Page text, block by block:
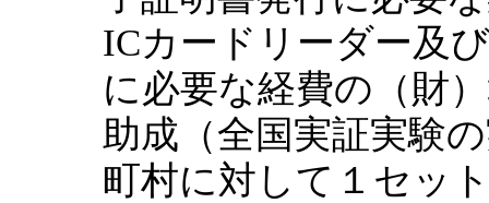
ICカードリーダー及
に必要な経費の（財
助成（全国実証実験
町村に対して１セッ